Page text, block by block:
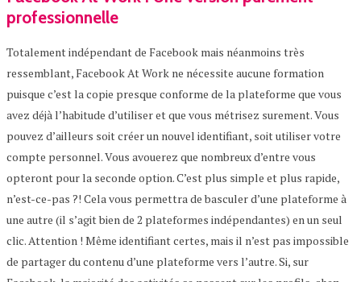
professionnelle
Totalement indépendant de Facebook mais néanmoins très
ressemblant, Facebook At Work ne nécessite aucune formation
puisque c’est la copie presque conforme de la plateforme que vous
avez déjà l’habitude d’utiliser et que vous métrisez surement. Vous
pouvez d’ailleurs soit créer un nouvel identifiant, soit utiliser votre
compte personnel. Vous avouerez que nombreux d’entre vous
opteront pour la seconde option. C’est plus simple et plus rapide,
n’est-ce-pas ?! Cela vous permettra de basculer d’une plateforme à
une autre (il s’agit bien de 2 plateformes indépendantes) en un seul
clic. Attention ! Même identifiant certes, mais il n’est pas impossible
de partager du contenu d’une plateforme vers l’autre. Si, sur